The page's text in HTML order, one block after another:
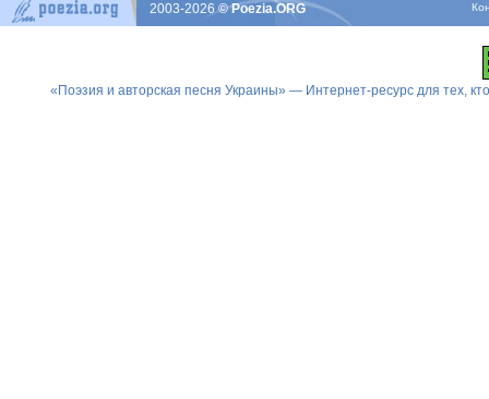
2003-2026© Poezia.ORG
«Поэзия и авторская песня Украины» — Интернет-ресурс для тех,